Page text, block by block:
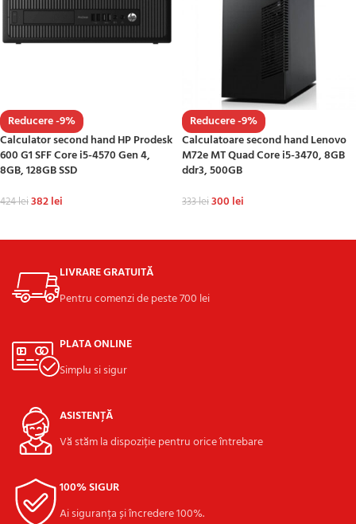
Reducere -9%
Calculator second hand HP Prodesk
600 G1 SFF Core i5-4570 Gen 4,
8GB, 128GB SSD
424lei382lei
Reducere -9%
Calculatoare second hand Lenovo
M72e MT Quad Core i5-3470, 8GB
ddr3, 500GB
333lei300 lei
LIVRARE GRATUITĂ
Pentru comenzi de peste 700 lei
PLATA ONLINE
Simplu si sigur
ASISTENȚĂ
Vă stăm la dispoziție pentru orice întrebare
100% SIGUR
Ai siguranța și încredere 100%.